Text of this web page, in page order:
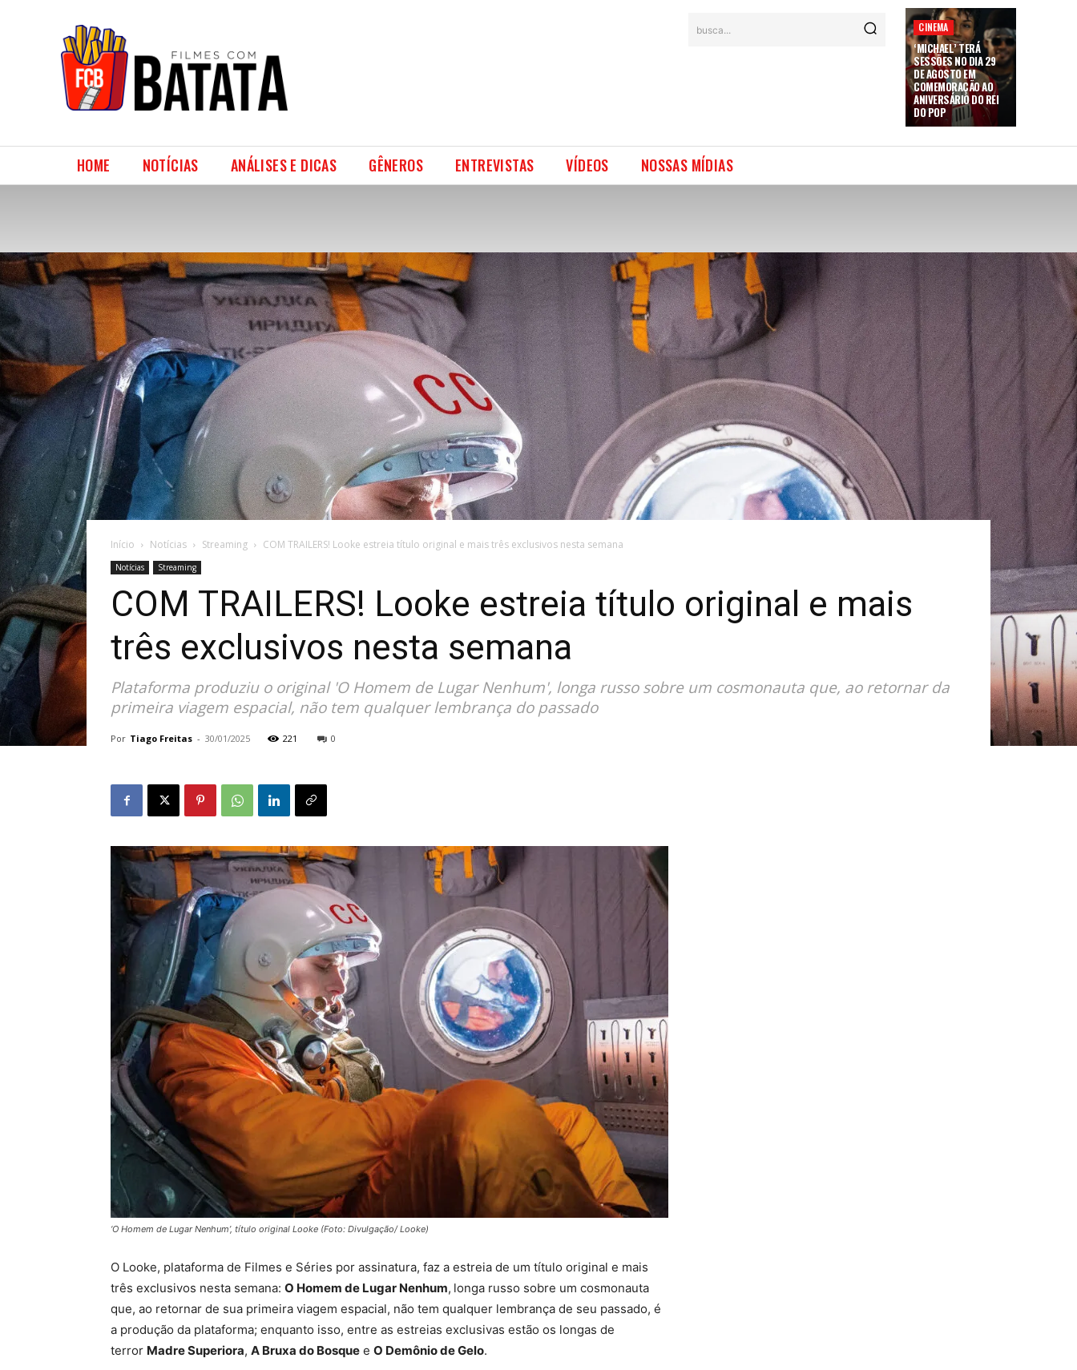
busca... CINEMA
‘MICHAEL’ TERÁ
SESSÕES NO DIA 29
DE AGOSTO EM
COMEMORAÇÃO AO
ANIVERSÁRIO DO REI
DO POP
HOME NOTÍCIAS ANÁLISES E DICAS GÊNEROS ENTREVISTAS VÍDEOS NOSSAS MÍDIAS
Início Notícias Streaming COM TRAILERS! Looke estreia título original e mais três exclusivos nesta semana
Notícias Streaming
COM TRAILERS! Looke estreia título original e mais
três exclusivos nesta semana
Plataforma produziu o original 'O Homem de Lugar Nenhum', longa russo sobre um cosmonauta que, ao retornar da
primeira viagem espacial, não tem qualquer lembrança do passado
Por Tiago Freitas - 30/01/2025 221 0
‘O Homem de Lugar Nenhum’, título original Looke (Foto: Divulgação/ Looke)
O Looke, plataforma de Filmes e Séries por assinatura, faz a estreia de um título original e mais
três exclusivos nesta semana: O Homem de Lugar Nenhum, longa russo sobre um cosmonauta
que, ao retornar de sua primeira viagem espacial, não tem qualquer lembrança de seu passado, é
a produção da plataforma; enquanto isso, entre as estreias exclusivas estão os longas de
terror Madre Superiora, A Bruxa do Bosque e O Demônio de Gelo.